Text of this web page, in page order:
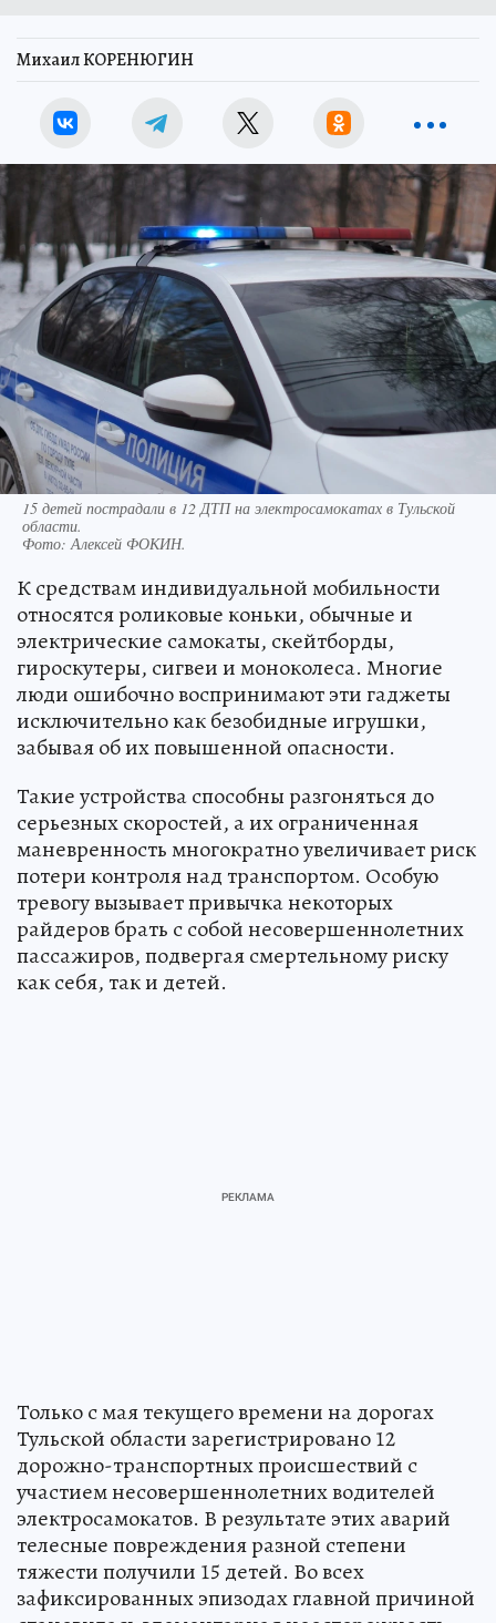
Михаил КОРЕНЮГИН
15 детей пострадали в 12 ДТП на электросамокатах в Тульской
области.
Фото: Алексей ФОКИН.
К средствам индивидуальной мобильности
относятся роликовые коньки, обычные и
электрические самокаты, скейтборды,
гироскутеры, сигвеи и моноколеса. Многие
люди ошибочно воспринимают эти гаджеты
исключительно как безобидные игрушки,
забывая об их повышенной опасности.
Такие устройства способны разгоняться до
серьезных скоростей, а их ограниченная
маневренность многократно увеличивает риск
потери контроля над транспортом. Особую
тревогу вызывает привычка некоторых
райдеров брать с собой несовершеннолетних
пассажиров, подвергая смертельному риску
как себя, так и детей.
Только с мая текущего времени на дорогах
Тульской области зарегистрировано 12
дорожно-транспортных происшествий с
участием несовершеннолетних водителей
электросамокатов. В результате этих аварий
телесные повреждения разной степени
тяжести получили 15 детей. Во всех
зафиксированных эпизодах главной причиной